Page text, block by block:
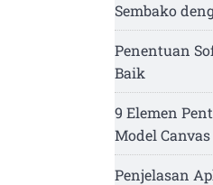
Sembako
Penentuan
Baik
9 Elemen
Model Canvas
Penjelasan